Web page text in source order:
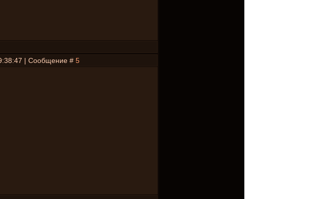
| Сообщение # 5